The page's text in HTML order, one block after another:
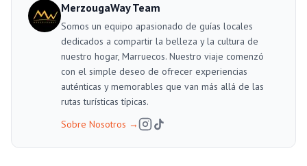
MerzougaWay Team
Somos un equipo apasionado de guías locales
dedicados a compartir la belleza y la cultura de
nuestro hogar, Marruecos. Nuestro viaje comenzó
con el simple deseo de ofrecer experiencias
auténticas y memorables que van más allá de las
rutas turísticas típicas.
Sobre Nosotros →